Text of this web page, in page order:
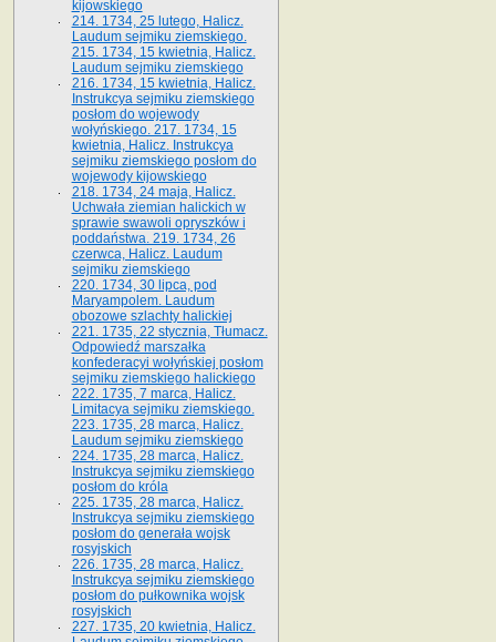
kijowskiego
214. 1734, 25 lutego, Halicz.
Laudum sejmiku ziemskiego.
215. 1734, 15 kwietnia, Halicz.
Laudum sejmiku ziemskiego
216. 1734, 15 kwietnia, Halicz.
Instrukcya sejmiku ziemskiego
posłom do wojewody
wołyńskiego. 217. 1734, 15
kwietnia, Halicz. Instrukcya
sejmiku ziemskiego posłom do
wojewody kijowskiego
218. 1734, 24 maja, Halicz.
Uchwała ziemian halickich w
sprawie swawoli opryszków i
poddaństwa. 219. 1734, 26
czerwca, Halicz. Laudum
sejmiku ziemskiego
220. 1734, 30 lipca, pod
Maryampolem. Laudum
obozowe szlachty halickiej
221. 1735, 22 stycznia, Tłumacz.
Odpowiedź marszałka
konfederacyi wołyńskiej posłom
sejmiku ziemskiego halickiego
222. 1735, 7 marca, Halicz.
Limitacya sejmiku ziemskiego.
223. 1735, 28 marca, Halicz.
Laudum sejmiku ziemskiego
224. 1735, 28 marca, Halicz.
Instrukcya sejmiku ziemskiego
posłom do króla
225. 1735, 28 marca, Halicz.
Instrukcya sejmiku ziemskiego
posłom do generała wojsk
rosyjskich
226. 1735, 28 marca, Halicz.
Instrukcya sejmiku ziemskiego
posłom do pułkownika wojsk
rosyjskich
227. 1735, 20 kwietnia, Halicz.